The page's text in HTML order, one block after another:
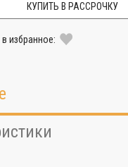
КУПИТЬ В РАССРОЧКУ
в избранное: